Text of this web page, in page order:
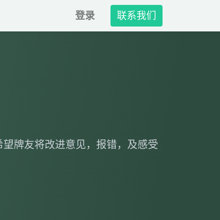
登录 联系我们
牌友将改进意见，报错，及感受